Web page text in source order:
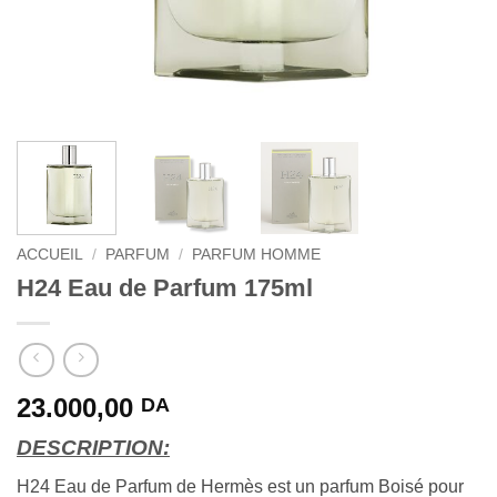
ACCUEIL / PARFUM / PARFUM HOMME
H24 Eau de Parfum 175ml
23.000,00 DA
DESCRIPTION:
H24 Eau de Parfum de Hermès est un parfum Boisé pour